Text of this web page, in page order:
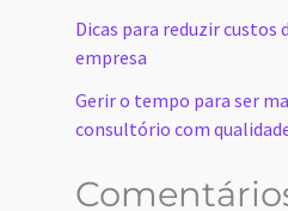
Video 06 – Cadastro de
views
Módulo de